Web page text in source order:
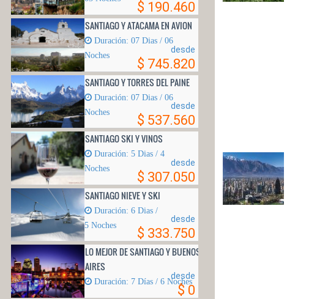
$ 190.460
SANTIAGO Y ATACAMA EN AVION
Duración: 07 Dias / 06
Noches
desde
$ 745.820
SANTIAGO Y TORRES DEL PAINE
Duración: 07 Dias / 06
Noches
desde
$ 537.560
SANTIAGO SKI Y VINOS
Duración: 5 Dias / 4
Noches
desde
$ 307.050
SANTIAGO NIEVE Y SKI
Duración: 6 Di­as /
5 Noches
desde
$ 333.750
LO MEJOR DE SANTIAGO Y BUENOS
AIRES
Duración: 7 Dí­as / 6 Noches
desde
$ 0